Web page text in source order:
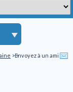
>>
Envoyez à un ami